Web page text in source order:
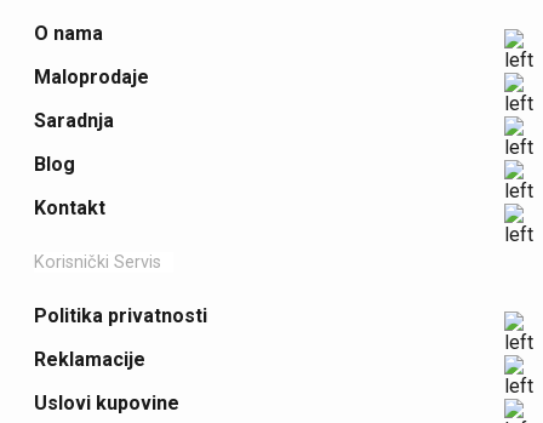
O nama
Maloprodaje
Saradnja
Blog
Kontakt
Korisnički Servis
Politika privatnosti
Reklamacije
Uslovi kupovine